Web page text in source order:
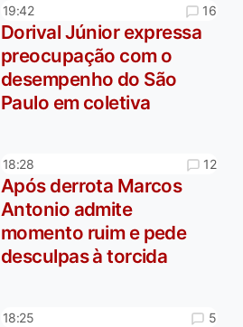
19:42 16
Dorival Júnior expressa
preocupação com o
desempenho do São
Paulo em coletiva
18:28 12
Após derrota Marcos
Antonio admite
momento ruim e pede
desculpas à torcida
18:25 5